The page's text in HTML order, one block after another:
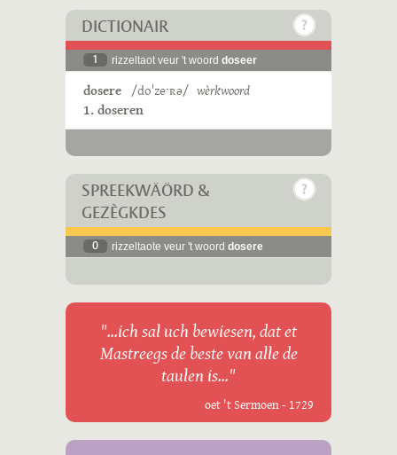
DICTIONAIR
1 rizzeltaot veur 't woord doseer
dosere /doˈzeˑʀə/ wèrkwoord
1. doseren
SPREEKWÄÖRD &
GEZÈGKDES
0 rizzeltaote veur 't woord dosere
"...ich sal uch bewiesen, dat et
Mastreegs de beste van alle de
taulen is..."
oet 't Sermoen - 1729